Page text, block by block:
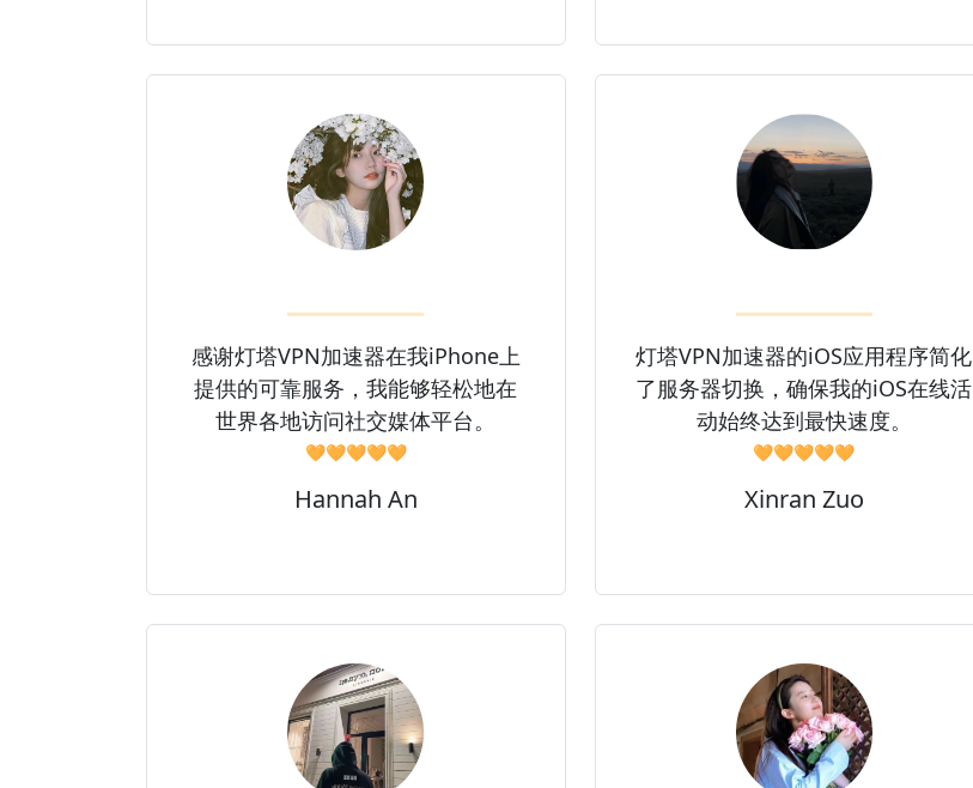
感谢灯塔VPN加速器在我iPhone上
提供的可靠服务，我能够轻松地在
世界各地访问社交媒体平台。
🧡🧡🧡🧡🧡
Hannah An
灯塔VPN加速器的iOS应用程序简化
了服务器切换，确保我的iOS在线活
动始终达到最快速度。
🧡🧡🧡🧡🧡
Xinran Zuo